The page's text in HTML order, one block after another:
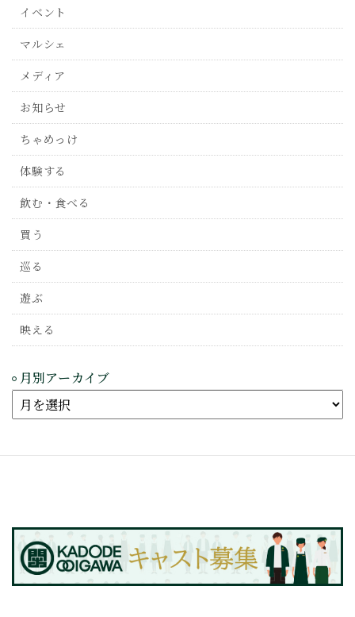
イベント
マルシェ
メディア
お知らせ
ちゃめっけ
体験する
飲む・食べる
買う
巡る
遊ぶ
映える
月別アーカイブ